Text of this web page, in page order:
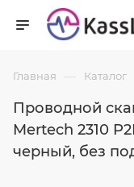
Главная — Каталог
Проводной
Mertech 2310
черный, без